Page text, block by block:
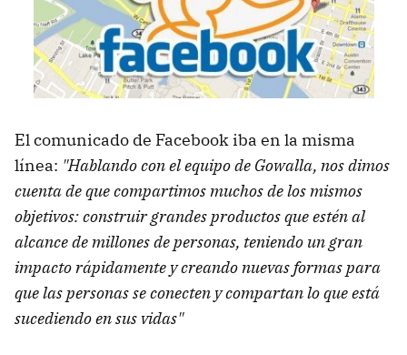
El comunicado de Facebook iba en la misma
línea: "Hablando con el equipo de Gowalla, nos dimos
cuenta de que compartimos muchos de los mismos
objetivos: construir grandes productos que estén al
alcance de millones de personas, teniendo un gran
impacto rápidamente y creando nuevas formas para
que las personas se conecten y compartan lo que está
sucediendo en sus vidas"